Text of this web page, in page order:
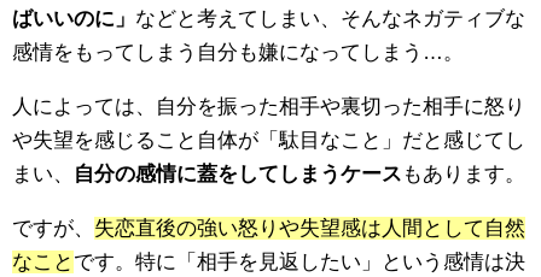
ばいいのに」 などと考えてしまい、そんなネガティブな
感情をもってしまう自分も嫌になってしまう…。
人によっては、自分を振った相手や裏切った相手に怒り
や失望を感じること自体が「駄目なこと」だと感じてし
まい、
自分の感情に蓋をしてしまうケース もあります。
ですが、 失恋直後の強い怒りや失望感は人間として自然
なこと です。特に「相手を見返したい」という感情は決